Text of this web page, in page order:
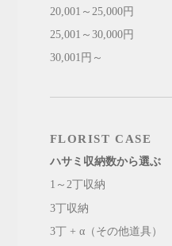
20,001～25,000円
25,001～30,000円
30,001円～
FLORIST CASE
ハサミ収納数から選ぶ
1～2丁収納
3丁収納
3丁 + α（その他道具）